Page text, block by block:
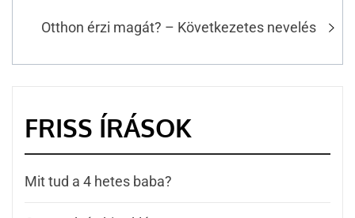
Otthon érzi magát? – Következetes nevelés
FRISS ÍRÁSOK
Mit tud a 4 hetes baba?